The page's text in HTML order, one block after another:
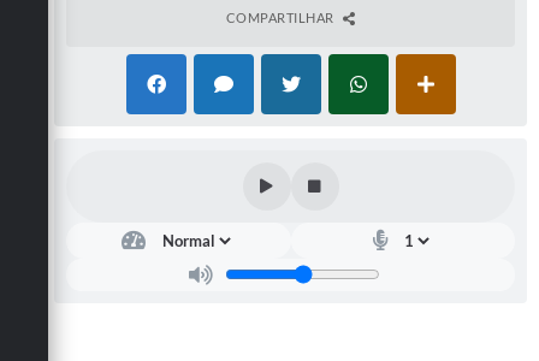
Associação dos Servidores Públicos Municipais de
Audiências Públicas
Galeria de Vídeos
COMPARTILHAR